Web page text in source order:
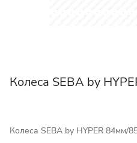
Колеса SEBA by
Колеса SEBA by HYPER 84мм/